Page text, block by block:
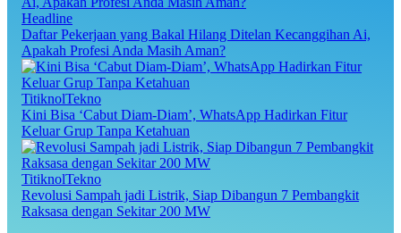
Headline
Daftar Pekerjaan yang Bakal Hilang Ditelan Kecanggihan Ai,
Apakah Profesi Anda Masih Aman?
TitiknolTekno
Kini Bisa ‘Cabut Diam-Diam’, WhatsApp Hadirkan Fitur
Keluar Grup Tanpa Ketahuan
TitiknolTekno
Revolusi Sampah jadi Listrik, Siap Dibangun 7 Pembangkit
Raksasa dengan Sekitar 200 MW